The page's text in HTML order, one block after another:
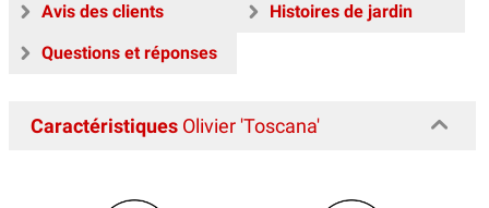
Avis des clients
Histoires de jardin
Questions et réponses
Caractéristiques Olivier 'Toscana'